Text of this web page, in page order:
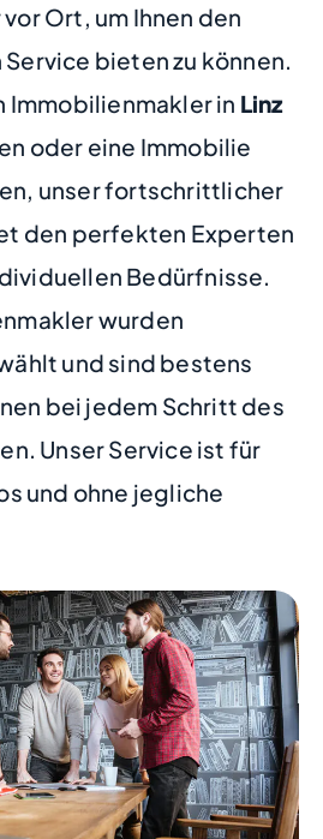
Ort, um Ihnen den
bieten zu können.
Immobilienmakler in Linz
oder eine Immobilie
unser fortschrittlicher
den perfekten Experten
Bedürfnisse.
wurden
und sind bestens
bei jedem Schritt des
Unser Service ist für
und ohne jegliche